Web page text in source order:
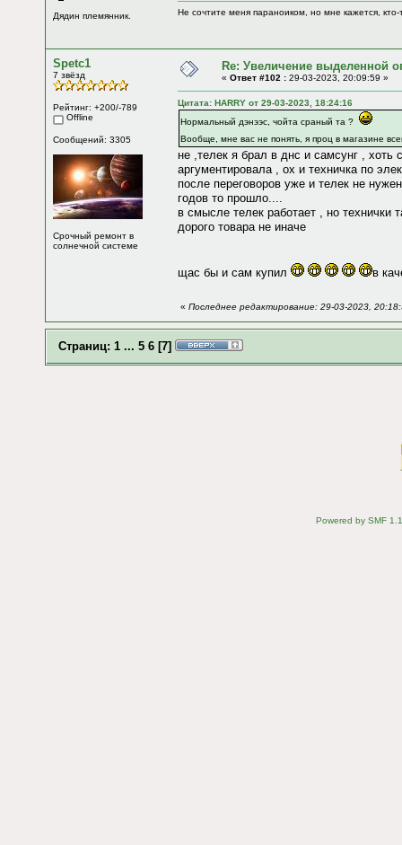
Дядин племянник. Не сочтите меня параноиком, но мне кажется,
Spetc1
7 звёзд
Рейтинг: +200/-789
Offline
Сообщений: 3305
Срочный ремонт в
солнечной системе
Re: Увеличение выделенной
« Ответ #102 : 29-03-2023, 20:09:59 »
Цитата: HARRY от 29-03-2023, 18:24:16
Нормальный дэнээс, чойта сраный та ?
Вообще, мне вас не понять, я проц в магазине
не ,телек я брал в днс и самсунг ,
аргументировала , ох и техничка по
после переговоров уже и телек не
годов то прошло....
в смысле телек работает , но технички
дорого товара не иначе
щас бы и сам купил в
« Последнее редактирование: 29-03-2023,
Страниц: 1 ... 5 6 [7]
Powered by SMF